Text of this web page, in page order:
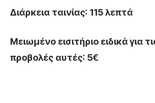
Διάρκεια ταινίας: 115 λεπτά
Μειωμένο εισιτήριο ειδικά για
προβολές αυτές: 5€